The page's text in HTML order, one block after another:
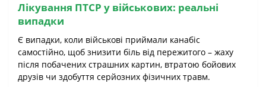
Лікування ПТСР у військових: реальні
випадки
Є випадки, коли військові приймали канабіс
самостійно, щоб знизити біль від пережитого – жаху
після побачених страшних картин, втратою бойових
друзів чи здобуття серйозних фізичних травм.